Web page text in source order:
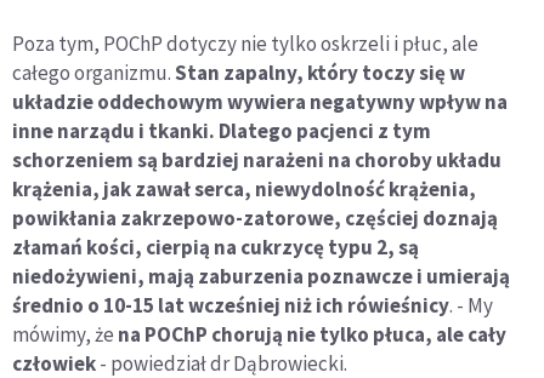
Poza tym, POChP dotyczy nie tylko oskrzeli i płuc, ale
całego organizmu.Stan zapalny, który toczy się w
układzie oddechowym wywiera negatywny wpływ na
inne narządu i tkanki. Dlatego pacjenci z tym
schorzeniem są bardziej narażeni na choroby układu
krążenia, jak zawał serca, niewydolność krążenia,
powikłania zakrzepowo-zatorowe, częściej doznają
złamań kości, cierpią na cukrzycę typu 2, są
niedożywieni, mają zaburzenia poznawcze i umierają
średnio o 10-15 lat wcześniej niż ich rówieśnicy. - My
mówimy, że na POChP chorują nie tylko płuca, ale cały
człowiek- powiedział dr Dąbrowiecki.